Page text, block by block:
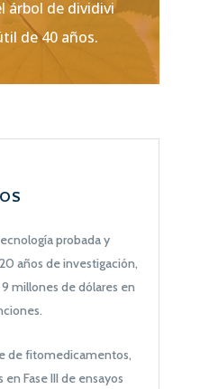
árbol de dividivi
de 40 años.
probada y
años de investigación,
millones de dólares en
de fitomedicamentos,
Fase III de ensayos